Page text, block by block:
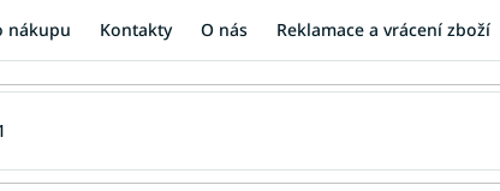
nákupu Kontakty O nás Reklamace a vrácení zboží